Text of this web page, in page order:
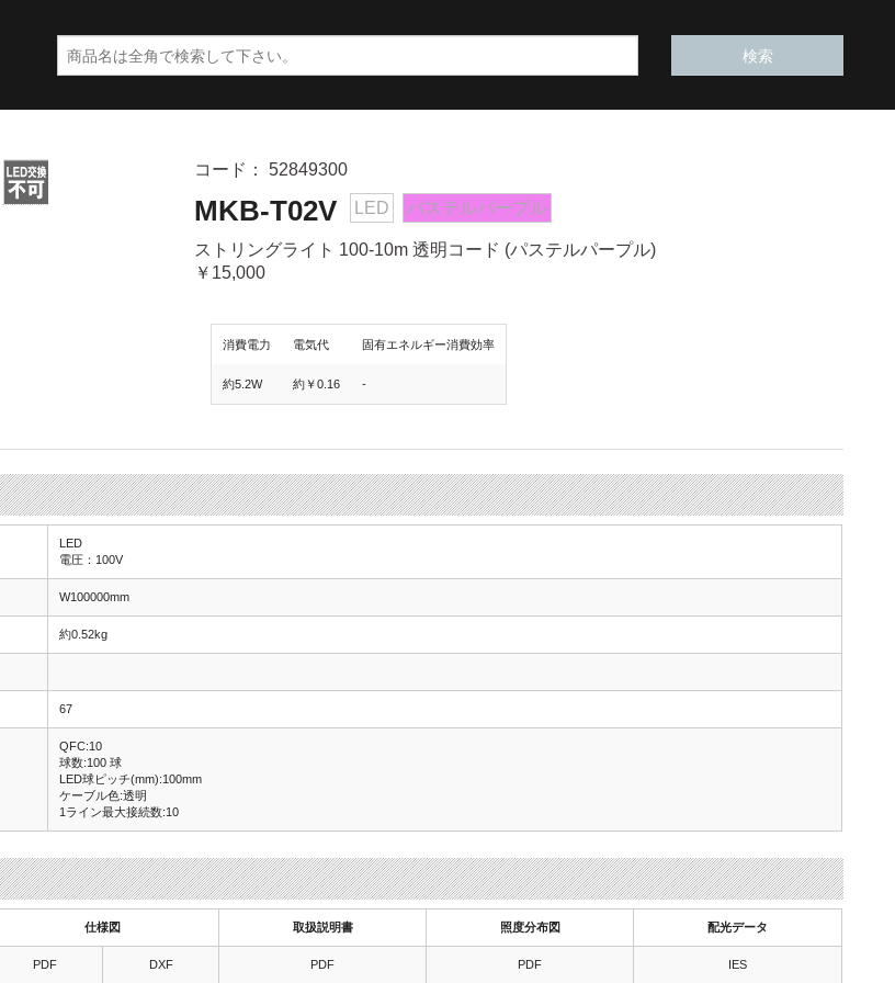
コード： 52849300
MKB-T02V LED パステルパープル
ストリングライト 100-10m 透明コード (パステルパープル)
￥15,000
消費電力 電気代 固有エネルギー消費効率
約5.2W 約￥0.16 -
LED
電圧：100V
W100000mm
約0.52kg
67
QFC:10
球数:100 球
LED球ピッチ(mm):100mm
ケーブル色:透明
1ライン最大接続数:10
仕様図 取扱説明書 照度分布図 配光データ
PDF DXF PDF PDF IES